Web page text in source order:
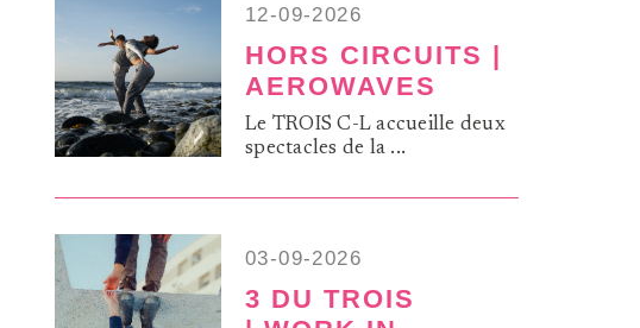
12-09-2026
HORS CIRCUITS |
AEROWAVES
Le TROIS C-L accueille deux
spectacles de la ...
03-09-2026
3 DU TROIS